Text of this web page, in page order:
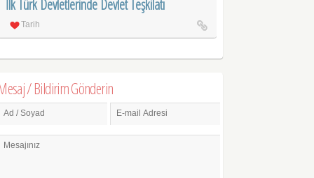
İlk Türk Devletlerinde Devlet Teşkilatı
Tarih
/ Bildirim Gönderin
Ad / Soyad E-mail Adresi
Mesajınız